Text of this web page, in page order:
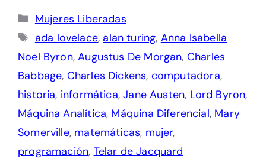
Categorías
Mujeres Liberadas
Etiquetas
ada lovelace, alan turing, Anna Isabella
Noel Byron,Augustus De Morgan, Charles
Babbage, Charles Dickens, computadora,
historia, informática,Jane Austen, Lord Byron,
Máquina Analítica, Máquina Diferencial, Mary
Somerville, matemáticas, mujer,
programación, Telar de Jacquard